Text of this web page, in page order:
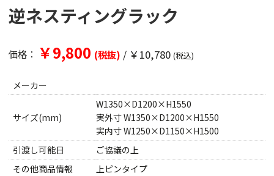
逆ネスティングラック
価格： ￥9,800 (税抜) / ￥10,780 (税込)
メーカー
サイズ(mm)
W1350×D1200×H1550
実外寸 W1350×D1200×H1550
実内寸 W1250×D1150×H1500
引渡し可能日
ご協議の上
その他商品情報
上ピンタイプ